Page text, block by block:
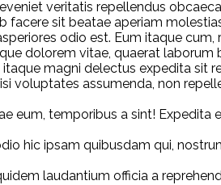
veritatis repellendus
sit beatae aperiam
odio est. Eum itaque
dolorem vitae, quaerat
magni delectus expedita sit
voluptates assumenda, non
eum, temporibus a sint!
hic ipsam quibusdam qui,
laudantium officia a